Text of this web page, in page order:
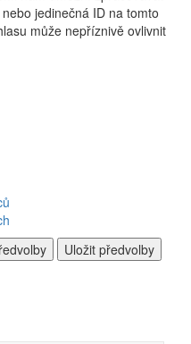
jedinečná ID na tomto
může nepříznivě ovlivnit
Uložit předvolby